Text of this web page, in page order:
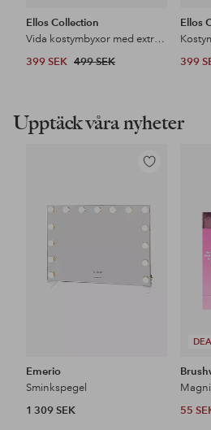
Ellos Collection
Vida kostymbyxor med extra hög midja
399 SEK 499 SEK
Ellos
399
Upptäck våra nyheter
Lägg
favoriter
Emerio
Sminkspegel
1 309 SEK
55